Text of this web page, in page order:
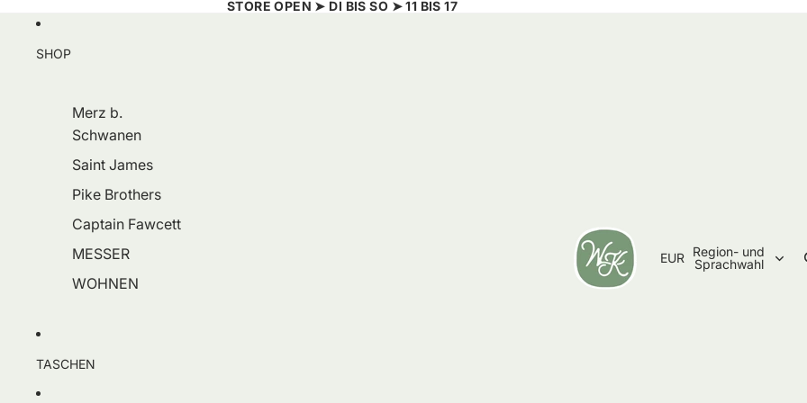
STORE OPEN ➤ DI BIS SO ➤ 11 BIS 17
SHOP
Merz b.
Schwanen
Saint James
Pike Brothers
Captain Fawcett
MESSER
WOHNEN
TASCHEN
EUR Region- und
Sprachwahl